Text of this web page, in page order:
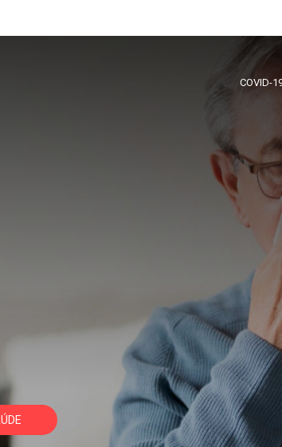
COVID-